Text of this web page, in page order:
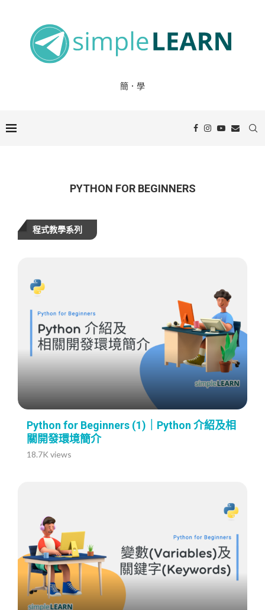
簡．學
PYTHON FOR BEGINNERS
程式教學系列
Python for Beginners (1)｜Python 介紹及相
關開發環境簡介
18.7K views